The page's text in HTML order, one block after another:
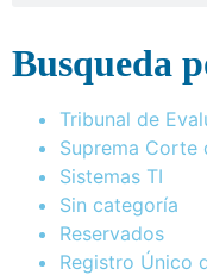
Busqueda
Tribunal de
Suprema Corte
Sistemas TI
Sin categoría
Reservados
Registro Único